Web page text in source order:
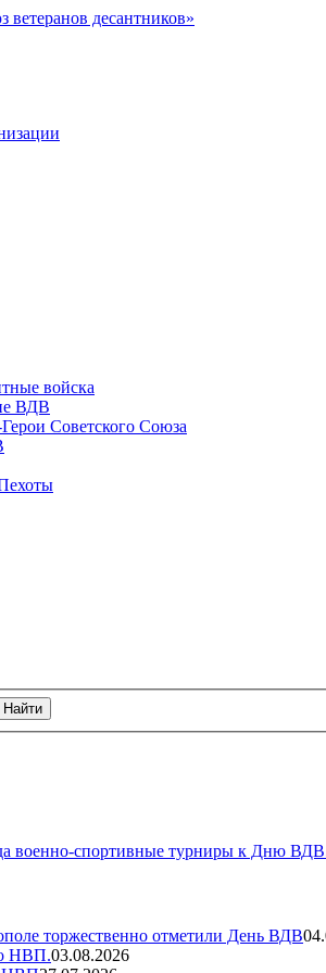
войска
ВДВ
Советского Союза
военно-спортивные турниры к Дню
торжественно отметили День ВДВ
НВП.03.08.2026